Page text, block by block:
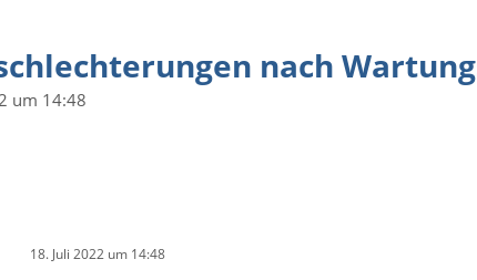
nach
um 14:48
18. Juli 2022 um 14:48